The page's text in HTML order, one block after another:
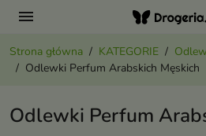
menu
Strona główna KATEGORIE
Odlewki Perfum Arabskich Męskich
Odlewki Perfum